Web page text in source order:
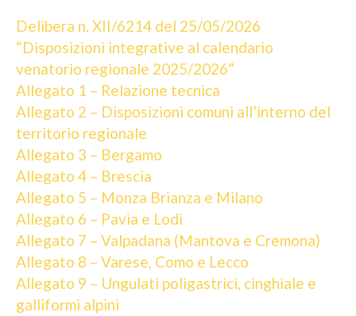
Delibera n. XII/6214 del 25/05/2026
“Disposizioni integrative al calendario
venatorio regionale 2025/2026”
Allegato 1 – Relazione tecnica
Allegato 2 – Disposizioni comuni all’interno del
territorio regionale
Allegato 3 – Bergamo
Allegato 4 – Brescia
Allegato 5 – Monza Brianza e Milano
Allegato 6 – Pavia e Lodi
Allegato 7 – Valpadana (Mantova e Cremona)
Allegato 8 – Varese, Como e Lecco
Allegato 9 – Ungulati poligastrici, cinghiale e
galliformi alpini